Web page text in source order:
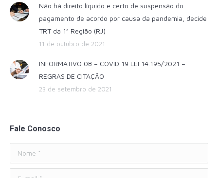
Não há direito líquido e certo de suspensão do
pagamento de acordo por causa da pandemia, decide
TRT da 1ª Região (RJ)
11 de outubro de 2021
INFORMATIVO 08 – COVID 19 LEI 14.195/2021 –
REGRAS DE CITAÇÃO
23 de setembro de 2021
Fale Conosco